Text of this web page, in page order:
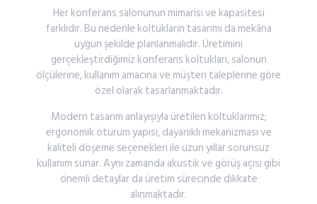
Herkonferans salonunun mimarisive kapasitesi
farklıdır. Bu nedenle koltukların tasarımı da mekâna
uygun şekilde planlanmalıdır. Üretimini
gerçekleştirdiğimiz konferans koltukları,salonun
ölçülerine,kullanım amacınave müşteri taleplerine göre
özel olaraktasarlanmaktadır.
Modern tasarım anlayışıyla üretilen koltuklarımız;
ergonomikoturum yapısı,dayanıklı mekanizmasıve
kaliteli döşeme seçenekleri ile uzun yıllarsorunsuz
kullanım sunar.Aynı zamanda akustikve görüşaçısı gibi
önemli detaylarda üretim sürecinde dikkate
alınmaktadır.